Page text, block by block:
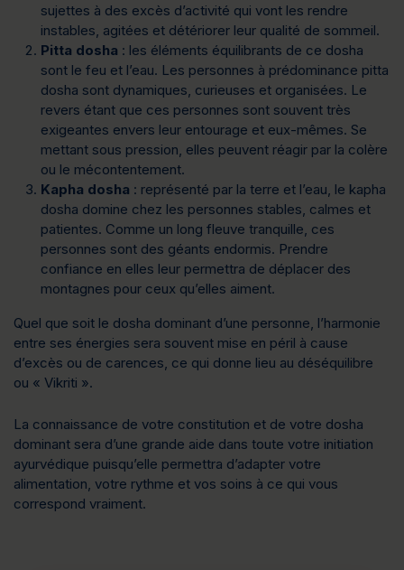
sujettes à des excès d’activité qui vont les rendre
instables, agitées et détériorer leur qualité de sommeil.
Pitta dosha : les éléments équilibrants de ce dosha
sont le feu et l’eau. Les personnes à prédominance pitta
dosha sont dynamiques, curieuses et organisées. Le
revers étant que ces personnes sont souvent très
exigeantes envers leur entourage et eux-mêmes. Se
mettant sous pression, elles peuvent réagir par la colère
ou le mécontentement.
Kapha dosha : représenté par la terre et l’eau, le kapha
dosha domine chez les personnes stables, calmes et
patientes. Comme un long fleuve tranquille, ces
personnes sont des géants endormis. Prendre
confiance en elles leur permettra de déplacer des
montagnes pour ceux qu’elles aiment.
Quel que soit le dosha dominant d’une personne, l’harmonie
entre ses énergies sera souvent mise en péril à cause
d’excès ou de carences, ce qui donne lieu au déséquilibre
ou « Vikriti ».
La connaissance de votre constitution et de votre dosha
dominant sera d’une grande aide dans toute votre initiation
ayurvédique puisqu’elle permettra d’adapter votre
alimentation, votre rythme et vos soins à ce qui vous
correspond vraiment.